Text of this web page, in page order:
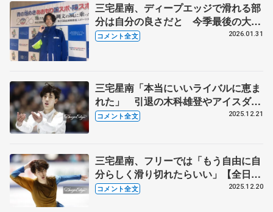
三宅星南、ディープエッジで滑れる部
分は自分の良さだと 今季最後の大会
「今は辞める辞めないで考えるという
コメント全文 2026.01.31
三宅星南「本当にいいライバルに恵ま
れた」 引退の木科雄登やアイスダン
スの島田高志郎【全日本フィギュア男
コメント全文 2025.12.21
三宅星南、フリーでは「もう自由に自
分らしく滑り切れたらいい」【全日本
フィギュア男子SP】
コメント全文 2025.12.20